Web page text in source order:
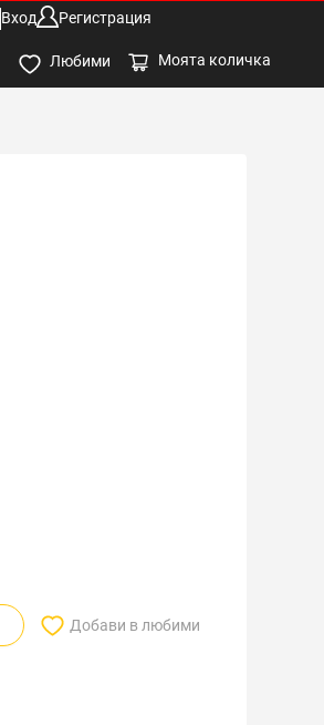
Вход Регистрация
Любими Моята количка
Добави в любими